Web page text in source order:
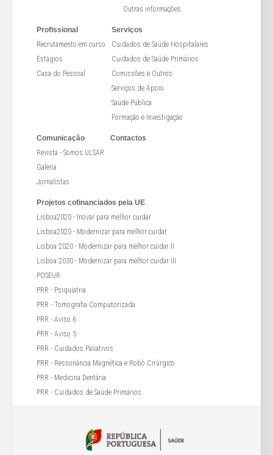
Outras informações
Profissional
Recrutamento em curso
Estágios
Casa do Pessoal
Serviços
Cuidados de Saúde Hospitalares
Cuidados de Saúde Primários
Comissões e Outros
Serviços de Apoio
Saúde Pública
Formação e Investigação
Comunicação
Revista - Somos ULSAR
Galeria
Jornalistas
Contactos
Projetos cofinanciados pela UE
Lisboa2020 - Inovar para melhor cuidar
Lisboa2020 - Modernizar para melhor cuidar
Lisboa 2020 - Modernizar para melhor cuidar II
Lisboa 2030 - Modernizar para melhor cuidar III
POSEUR
PRR - Psiquiatria
PRR - Tomografia Computorizada
PRR - Aviso 6
PRR - Aviso 5
PRR - Cuidados Paliativos
PRR - Ressonância Magnética e Robô Cirúrgico
PRR - Medicina Dentária
PRR - Cuidados de Saúde Primários